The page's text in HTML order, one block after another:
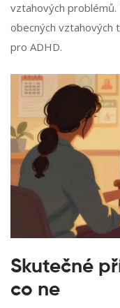
vztahových
obecných vztahových
pro ADHD.
Skutečné
co ne